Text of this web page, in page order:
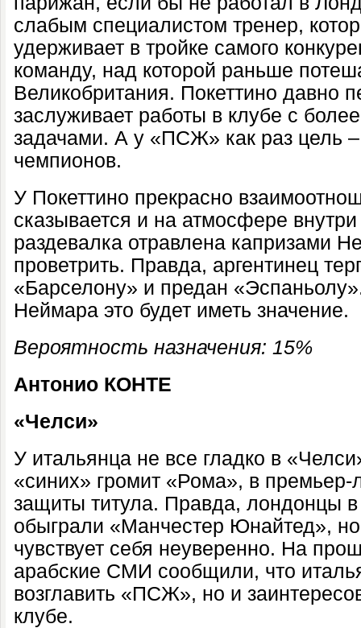
слабым специалистом тренер,
удерживает в тройке самого
команду, над которой раньше
Великобритания. Покеттино давно
заслуживает работы в клубе с
задачами. А у «ПСЖ» как раз цель –
чемпионов.
У Покеттино прекрасно
сказывается и на атмосфере
раздевалка отравлена капризами
проветрить. Правда, аргентинец
«Барселону» и предан
Неймара это будет иметь значение.
Вероятность назначения: 15%
Антонио КОНТЕ
«Челси»
У итальянца не все гладко в
«синих» громит «Рома», в премьер-
защиты титула. Правда, лондонцы
обыграли «Манчестер Юнайтед»,
чувствует себя неуверенно. На
арабские СМИ сообщили, что
возглавить «ПСЖ», но и
клубе.